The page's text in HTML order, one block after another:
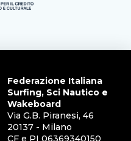
Federazione Italiana
Surfing, Sci Nautico e
Wakeboard
Via G.B. Piranesi, 46
20137 - Milano
CF e PI 06369340150